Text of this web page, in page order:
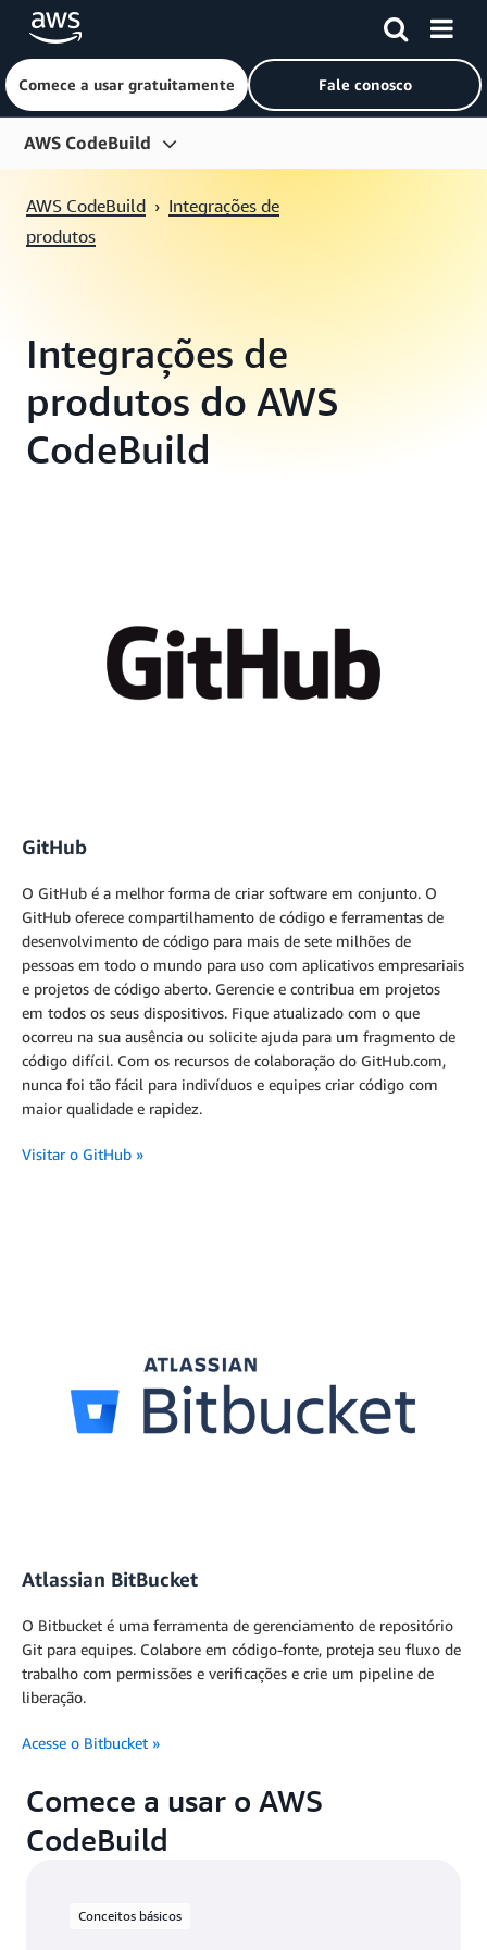
Pular para o conteúdo principal
Comece a usar gratuitamente Fale conosco
AWS CodeBuild
Recursos
Perguntas frequentes
Integrações de produtos
Clientes
AWS CodeBuild › Integrações de
produtos
Integrações de
produtos do AWS
CodeBuild
GitHub
O GitHub é a melhor forma de criar software em conjunto. O
GitHub oferece compartilhamento de código e ferramentas de
desenvolvimento de código para mais de sete milhões de
pessoas em todo o mundo para uso com aplicativos empresariais
e projetos de código aberto. Gerencie e contribua em projetos
em todos os seus dispositivos. Fique atualizado com o que
ocorreu na sua ausência ou solicite ajuda para um fragmento de
código difícil. Com os recursos de colaboração do GitHub.com,
nunca foi tão fácil para indivíduos e equipes criar código com
maior qualidade e rapidez.
Visitar o GitHub »
Atlassian BitBucket
O Bitbucket é uma ferramenta de gerenciamento de repositório
Git para equipes. Colabore em código-fonte, proteja seu fluxo de
trabalho com permissões e verificações e crie um pipeline de
liberação.
Acesse o Bitbucket »
Comece a usar o AWS
CodeBuild
Conceitos básicos